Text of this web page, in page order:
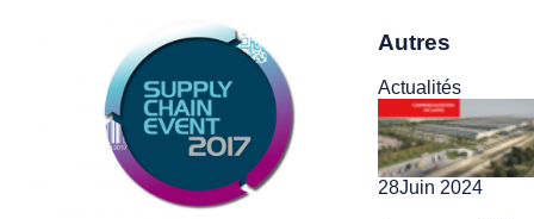
Autres
Actualités
28Juin 2024